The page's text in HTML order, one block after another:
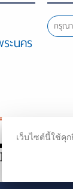
ะนคร
เว็บไซต์นี้ใช้คุ